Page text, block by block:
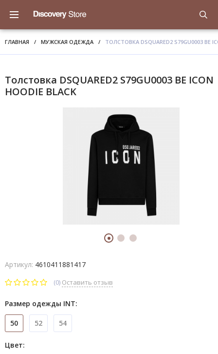
ГЛАВНАЯ / МУЖСКАЯ ОДЕЖДА / ТОЛСТОВКА DSQUARED2 S79GU0003 BE
Толстовка DSQUARED2 S79GU0003 BE ICON
HOODIE BLACK
Артикул: 4610411881417
(0) Оставить отзыв
Размер одежды INT:
50 52 54
Цвет: